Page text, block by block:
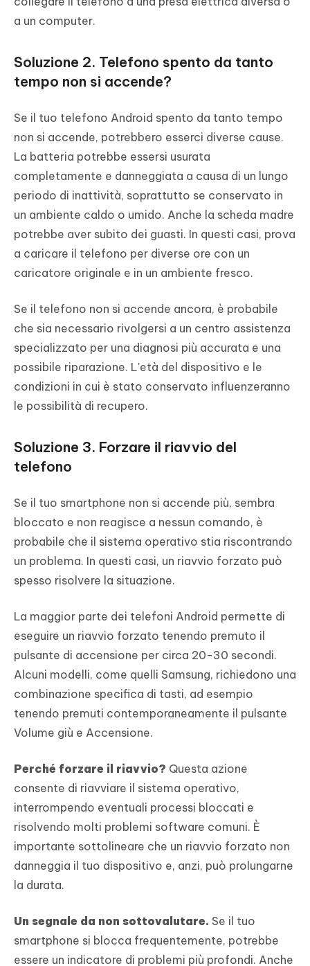
a un computer.
Soluzione 2. Telefono spento da tanto
tempo non si accende?
Se il tuo telefono Android spento da tanto tempo
non si accende, potrebbero esserci diverse cause.
La batteria potrebbe essersi usurata
completamente e danneggiata a causa di un lungo
periodo di inattività, soprattutto se conservato in
un ambiente caldo o umido. Anche la scheda madre
potrebbe aver subito dei guasti. In questi casi, prova
a caricare il telefono per diverse ore con un
caricatore originale e in un ambiente fresco.
Se il telefono non si accende ancora, è probabile
che sia necessario rivolgersi a un centro assistenza
specializzato per una diagnosi più accurata e una
possibile riparazione. L'età del dispositivo e le
condizioni in cui è stato conservato influenzeranno
le possibilità di recupero.
Soluzione 3. Forzare il riavvio del
telefono
Se il tuo smartphone non si accende più, sembra
bloccato e non reagisce a nessun comando, è
probabile che il sistema operativo stia riscontrando
un problema. In questi casi, un riavvio forzato può
spesso risolvere la situazione.
La maggior parte dei telefoni Android permette di
eseguire un riavvio forzato tenendo premuto il
pulsante di accensione per circa 20-30 secondi.
Alcuni modelli, come quelli Samsung, richiedono una
combinazione specifica di tasti, ad esempio
tenendo premuti contemporaneamente il pulsante
Volume giù e Accensione.
Perché forzare il riavvio? Questa azione
consente di riavviare il sistema operativo,
interrompendo eventuali processi bloccati e
risolvendo molti problemi software comuni. È
importante sottolineare che un riavvio forzato non
danneggia il tuo dispositivo e, anzi, può prolungarne
la durata.
Un segnale da non sottovalutare. Se il tuo
smartphone si blocca frequentemente, potrebbe
essere un indicatore di problemi più profondi. Anche